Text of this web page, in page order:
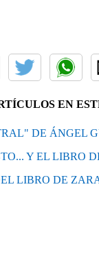
EN
DE ÁNGEL
Y EL LIBRO
LIBRO DE